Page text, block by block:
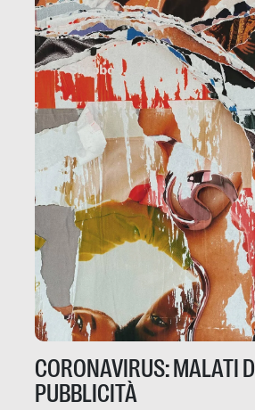
CORONAVIRUS: MALATI DI
PUBBLICITÀ